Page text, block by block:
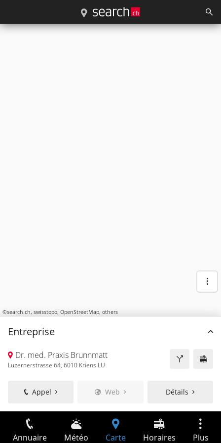
©search.ch, swisstopo, OpenStreetMap, others
Entreprise
Dr. med. Praxis Brunnmatt
Luzernerstrasse 64, 6010 Kriens LU
Appel Web Détails
Annuaire Météo Carte Horaires Plus